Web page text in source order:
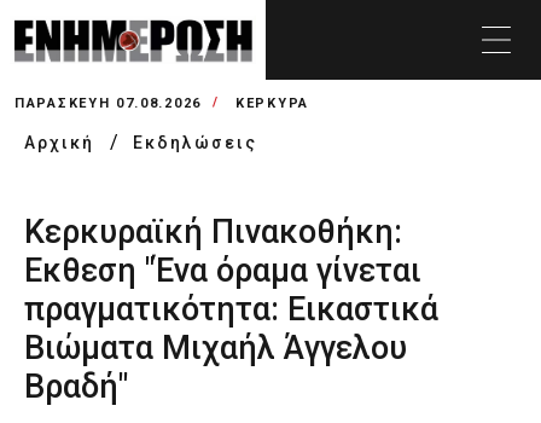
ΠΑΡΑΣΚΕΥΉ 07.08.2026 ΚΕΡΚΥΡΑ
Αρχική Εκδηλώσεις
Κερκυραϊκή Πινακοθήκη:
Εκθεση "Ένα όραμα γίνεται
πραγματικότητα: Εικαστικά
Βιώματα Μιχαήλ Άγγελου
Βραδή"